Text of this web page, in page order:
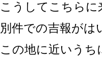
こうしてこちら
別件での吉報がは
この地に近いう